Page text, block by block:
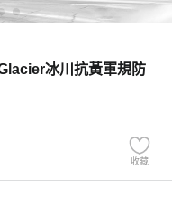
冰川抗黃軍規防
收藏